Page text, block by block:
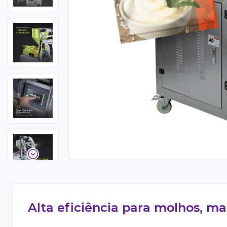
Alta eficiência para molhos,